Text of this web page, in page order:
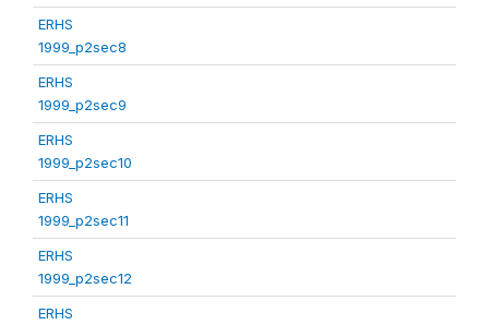
ERHS
1999_p2sec8
ERHS
1999_p2sec9
ERHS
1999_p2sec10
ERHS
1999_p2sec11
ERHS
1999_p2sec12
ERHS